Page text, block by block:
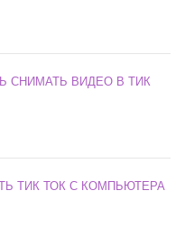
СНИМАТЬ ВИДЕО В ТИК
ТИК ТОК С КОМПЬЮТЕРА